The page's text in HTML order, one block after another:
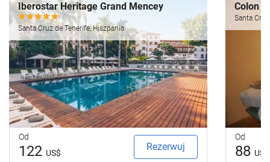
Iberostar Heritage Grand Mencey
Santa Cruz de Tenerife, Hiszpania
Od
122 US$
Rezerwuj
Colon
Santa
Od
88 US$